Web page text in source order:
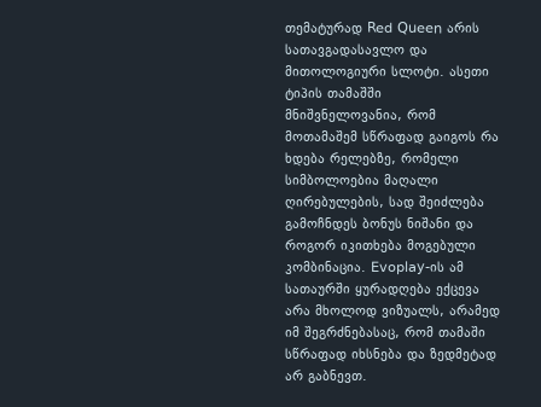
თემატურად Red Queen არის
სათავგადასავლო და
მითოლოგიური სლოტი. ასეთი
ტიპის თამაშში
მნიშვნელოვანია, რომ
მოთამაშემ სწრაფად გაიგოს რა
ხდება რელებზე, რომელი
სიმბოლოებია მაღალი
ღირებულების, სად შეიძლება
გამოჩნდეს ბონუს ნიშანი და
როგორ იკითხება მოგებული
კომბინაცია. Evoplay-ის ამ
სათაურში ყურადღება ექცევა
არა მხოლოდ ვიზუალს, არამედ
იმ შეგრძნებასაც, რომ თამაში
სწრაფად იხსნება და ზედმეტად
არ გაბნევთ.